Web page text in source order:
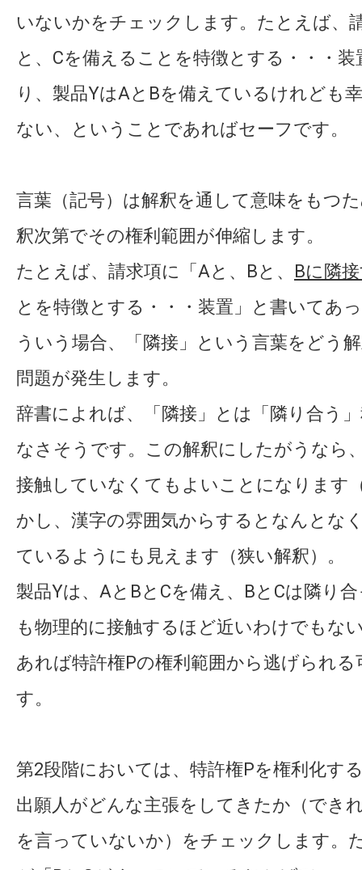
いないかをチェックします。たとえば、
と、Cを備えることを特徴とする・・・
り、製品YはAとBを備えているけれども
ない、ということであればセーフです。
言葉（記号）は解釈を通して意味をもつ
釈次第でその権利範囲が伸縮します。
たとえば、請求項に「Aと、Bと、 Bに隣
とを特徴とする・・・装置」と書いてあ
ういう場合、「隣接」という言葉をどう
問題が発生します。
辞書によれば、「隣接」とは「隣り合う
なさそうです。この解釈にしたがうなら
接触していなくてもよいことになります
かし、漢字の雰囲気からするとなんとな
ているようにも見えます（狭い解釈）。
製品Yは、AとBとCを備え、BとCは隣り
も物理的に接触するほど近いわけでもな
あれば特許権Pの権利範囲から逃げられ
す。
第2段階においては、特許権Pを権利化す
出願人がどんな主張をしてきたか（でき
を言っていないか）をチェックします。